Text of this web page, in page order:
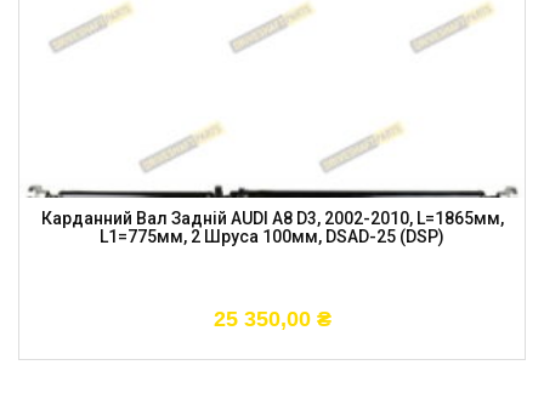
Карданний Вал Задній AUDI A8 D3, 2002-2010, L=1865мм,
L1=775мм, 2 Шруса 100мм, DSAD-25 (DSP)
25 350,00 ₴